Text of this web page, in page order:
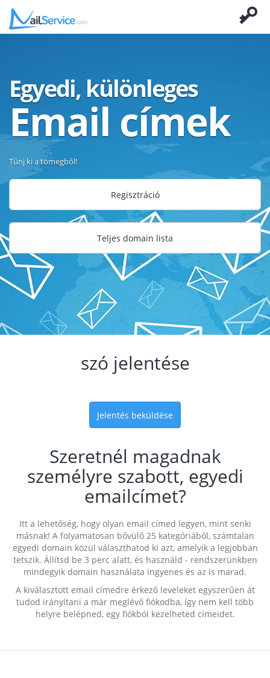
Egyedi, különleges
Email címek
Tűnj ki a tömegből!
Regisztráció
Teljes domain lista
szó jelentése
Jelentés beküldése
Szeretnél magadnak
személyre szabott, egyedi
emailcímet?
Itt a lehetőség, hogy olyan email címed legyen, mint senki
másnak! A folyamatosan bővülő 25 kategóriából, számtalan
egyedi domain közül választhatod ki azt, amelyik a legjobban
tetszik. Állítsd be 3 perc alatt, és használd - rendszerünkben
mindegyik domain használata ingyenes és az is marad.
A kiválasztott email címedre érkező leveleket egyszerűen át
tudod irányítani a már meglévő fiókodba, így nem kell több
helyre belépned, egy fiókból kezelheted címeidet.